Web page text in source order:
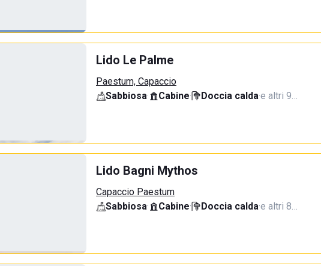
Lido Le Palme
Paestum, Capaccio
Sabbiosa· Cabine· Doccia calda·e altri 9…
Lido Bagni Mythos
Capaccio Paestum
Sabbiosa· Cabine· Doccia calda·e altri 8…